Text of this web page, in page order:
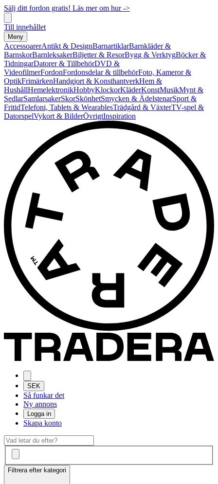
Sälj ditt fordon gratis! Läs mer om hur ->
Till innehållet
Meny
AccessoarerAntikt & DesignBarnartiklarBarnkläder &
BarnskorBarnleksakerBiljetter & ResorBygg & VerktygBöcker &
TidningarDatorer & TillbehörDVD &
VideofilmerFordonFordonsdelar & tillbehörFoto, Kameror &
OptikFrimärkenHandgjort & KonsthantverkHem &
HushållHemelektronikHobbyKlockorKläderKonstMusikMynt &
SedlarSamlarsakerSkorSkönhetSmycken & ÄdelstenarSport &
FritidTelefoni, Tablets & WearablesTrädgård & VäxterTV-spel &
DatorspelVykort & BilderÖvrigtInspiration
SEK
Så funkar det
Ny annons
Logga in
Skapa konto
Filtrera efter kategori